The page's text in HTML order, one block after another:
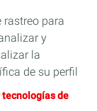
para
y
la
de su perfil
y permitirle
Puede
tecnologías de